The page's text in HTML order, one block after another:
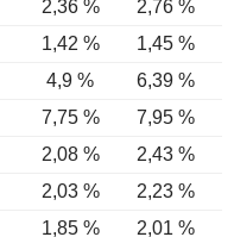
2,36 % 2,76 %
1,42 % 1,45 %
4,9 % 6,39 %
7,75 % 7,95 %
2,08 % 2,43 %
2,03 % 2,23 %
1,85 % 2,01 %